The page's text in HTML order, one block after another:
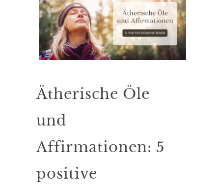
Ätherische Öle
und
Affirmationen: 5
positive